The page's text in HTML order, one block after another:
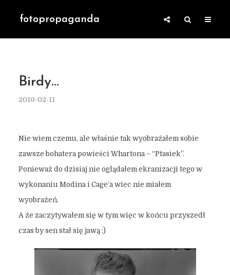
fotopropaganda
Birdy…
2010-02-11
Nie wiem czemu, ale właśnie tak wyobrażałem sobie
zawsze bohatera powieści Whartona – “Ptasiek”.
Ponieważ do dzisiaj nie oglądałem ekranizacji tego w
wykonaniu Modina i Cage’a wiec nie miałem
wyobrażeń.
A że zaczytywałem się w tym więc w końcu przyszedł
czas by sen stał się jawą :)